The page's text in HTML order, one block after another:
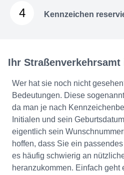
4 Kennzeichen
Ihr
Wer hat sie noch nicht
Bedeutungen. Diese
da man je nach
Initialen und sein
eigentlich sein
hoffen, dass Sie ein
es häufig schwierig an
heranzukommen. Einfach